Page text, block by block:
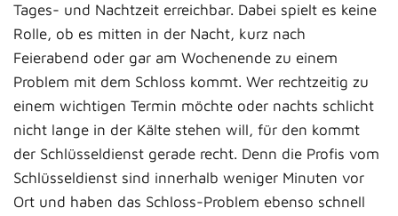
Tages- und Nachtzeit erreichbar. Dabei spielt es keine
Rolle, ob es mitten in der Nacht, kurz nach
Feierabend oder gar am Wochenende zu einem
Problem mit dem Schloss kommt. Wer rechtzeitig zu
einem wichtigen Termin möchte oder nachts schlicht
nicht lange in der Kälte stehen will, für den kommt
der Schlüsseldienst gerade recht. Denn die Profis vom
Schlüsseldienst sind innerhalb weniger Minuten vor
Ort und haben das Schloss-Problem ebenso schnell